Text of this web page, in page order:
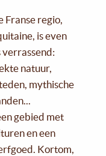
Franse regio,
is even
verrassend:
natuur,
mythische
gebied met
en een
Kortom,